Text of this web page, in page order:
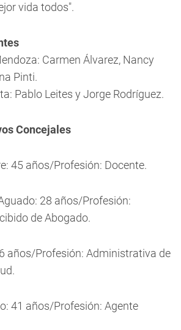
vida todos".
Carmen Álvarez, Nancy
Pinti.
Pablo Leites y Jorge Rodríguez.
Concejales
45 años/Profesión: Docente.
28 años/Profesión:
de Abogado.
años/Profesión: Administrativa de
41 años/Profesión: Agente